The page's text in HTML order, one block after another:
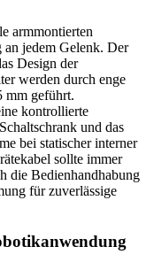
armmontierten
an jedem Gelenk. Der
Design der
werden durch enge
mm geführt.
kontrollierte
und das
bei statischer interner
sollte immer
die Bedienhandhabung
für zuverlässige